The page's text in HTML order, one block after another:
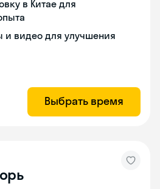
в Китае для
и видео для улучшения
Выбрать время